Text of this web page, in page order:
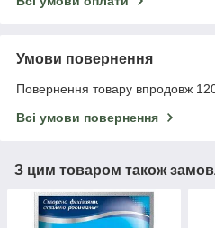
Умови повернення
Повернення товару впродовж
Всі умови повернення
З цим товаром також